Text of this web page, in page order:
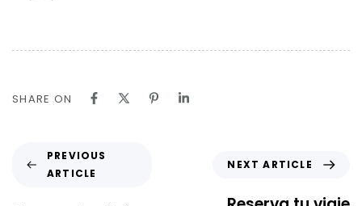
SHARE ON
PREVIOUS
ARTICLE
NEXT ARTICLE